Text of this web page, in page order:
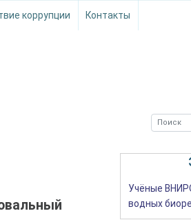
коррупции Контакты
Учёные
водных